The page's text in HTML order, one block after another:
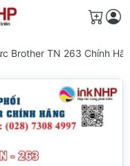
Giỏ
Brother TN 263 Chính